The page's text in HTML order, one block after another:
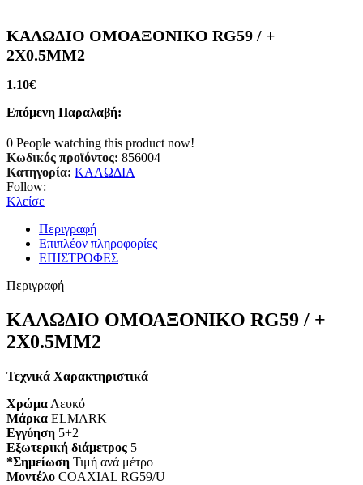
ΚΑΛΩΔΙΟ ΟΜΟΑΞΟΝΙΚΟ RG59 / +
2X0.5MM2
1.10€
Επόμενη Παραλαβή:
0 People watching this product now!
Κωδικός προϊόντος: 856004
Κατηγορία: ΚΑΛΩΔΙΑ
Follow:
Κλείσε
Περιγραφή
Επιπλέον πληροφορίες
ΕΠΙΣΤΡΟΦΕΣ
Περιγραφή
ΚΑΛΩΔΙΟ ΟΜΟΑΞΟΝΙΚΟ RG59 / +
2X0.5MM2
Τεχνικά Χαρακτηριστικά
Χρώμα Λευκό
Μάρκα ELMARK
Εγγύηση 5+2
Εξωτερική διάμετρος 5
*Σημείωση Τιμή ανά μέτρο
Mοντέλο COAXIAL RG59/U